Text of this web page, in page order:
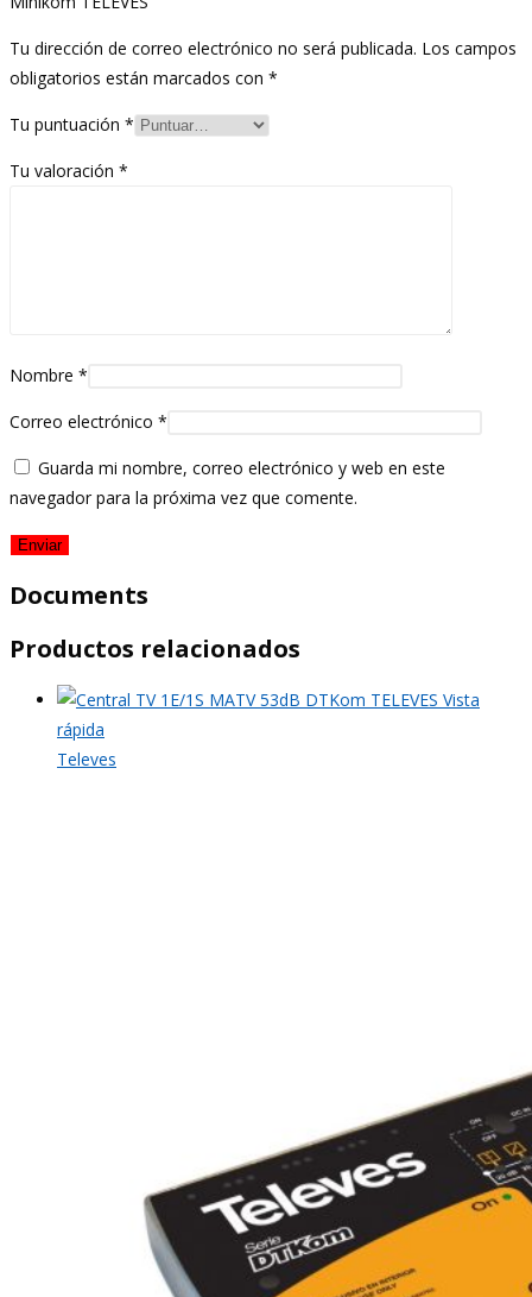
Tu dirección de correo electrónico no será publicada. Los campos
obligatorios están marcados con *
Tu puntuación *
Tu valoración *
Nombre *
Correo electrónico *
Guarda mi nombre, correo electrónico y web en este
navegador para la próxima vez que comente.
Documents
Productos relacionados
Vista
rápida
Televes